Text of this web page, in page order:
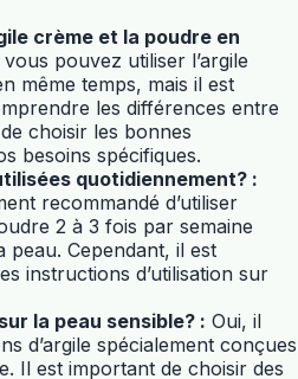
crème et la poudre en
vous pouvez utiliser l’argile
même temps, mais il est
les différences entre
choisir les bonnes
besoins spécifiques.
quotidiennement? :
recommandé d’utiliser
2 à 3 fois par semaine
peau. Cependant, il est
instructions d’utilisation sur
la peau sensible? : Oui, il
d’argile spécialement conçues
Il est important de choisir des